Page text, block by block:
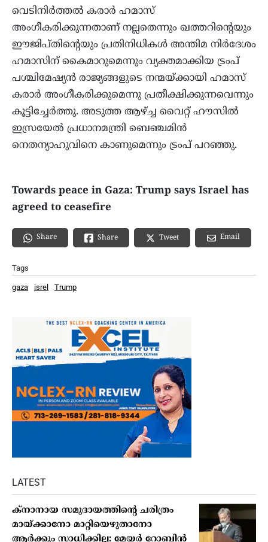
വെടിനിര്‍ത്തല്‍ കരാര്‍ ഹമാസ്
അംഗീകരിക്കുന്നതാണ് നല്ലതെന്നും ഖത്തറിന്റെയും
ഈജിപ്തിന്റെയും പ്രതിനിധികള്‍ അന്തിമ നിര്‍ദേശം
ഹമാസിന് കൈമാറുമെന്നും വ്യക്തമാക്കിയ ട്രംപ്
പശ്ചിമേഷ്യന്‍ രാജ്യങ്ങളുടെ നന്മയ്ക്കായി ഹമാസ്
കരാര്‍ അംഗീകരിക്കുമെന്നു പ്രതീക്ഷിക്കുന്നവെന്നും
കൂട്ടിച്ചേര്‍ത്തു. അടുത്ത ആഴ്ച്ച വൈറ്റ് ഹൗസില്‍
ഇസ്രയേല്‍ പ്രധാനമന്ത്രി ബെഞ്ചമിന്‍
നെതന്യാഹുവിനെ കാണുമെന്നും ട്രംപ് പറഞ്ഞു.
Towards peace in Gaza: Trump says Israel has
agreed to ceasefire
Share Share Tweet Email
Tags
gaza isrel Trump
LATEST
ക്നാനായ സമുദായത്തിന്റെ ചരിത്രം
മായ്ക്കാനോ മാറ്റിയെഴുതാനോ
ആർക്കും സാധിക്കില്ല: മേയർ റോബിൻ